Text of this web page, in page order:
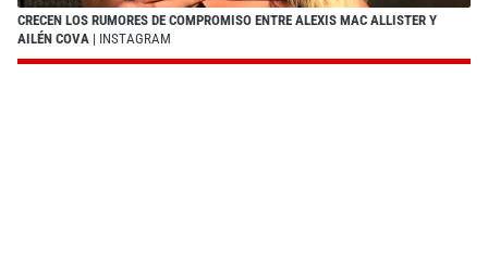
CRECEN LOS RUMORES DE COMPROMISO ENTRE ALEXIS MAC ALLISTER Y
AILÉN COVA | INSTAGRAM